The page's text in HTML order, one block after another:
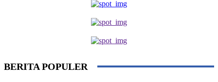
BERITA POPULER